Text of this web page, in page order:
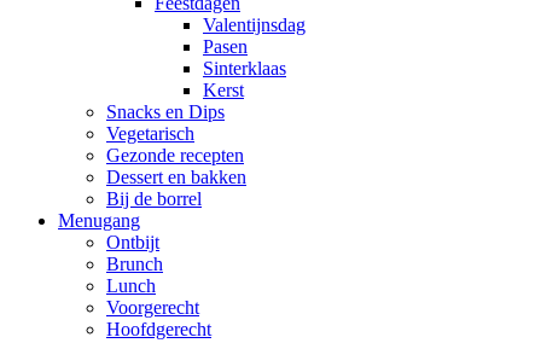
Valentijnsdag
Pasen
Sinterklaas
Kerst
Snacks en Dips
Vegetarisch
Gezonde recepten
Dessert en bakken
Bij de borrel
Menugang
Ontbijt
Brunch
Lunch
Voorgerecht
Hoofdgerecht